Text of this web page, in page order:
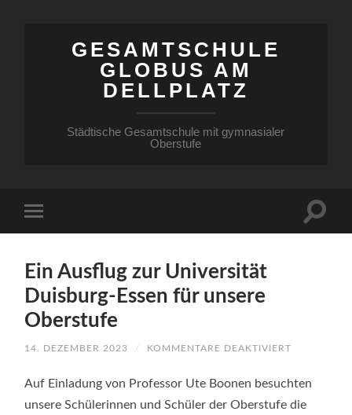
GESAMTSCHULE
GLOBUS AM
DELLPLATZ
Städtische Gesamtschule mit gymnasialer
Oberstufe
Ein Ausflug zur Universität
Duisburg-Essen für unsere
Oberstufe
14. DEZEMBER 2023 / KOMMENTARE DEAKTIVIERT
ZUR
DUISBURG-
Auf Einladung von Professor Ute Boonen besuchten
unsere Schülerinnen und Schüler der Oberstufe die